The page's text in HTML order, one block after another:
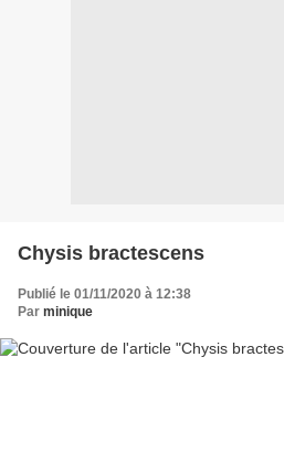
Chysis bractescens
Publié le 01/11/2020 à 12:38
Par minique